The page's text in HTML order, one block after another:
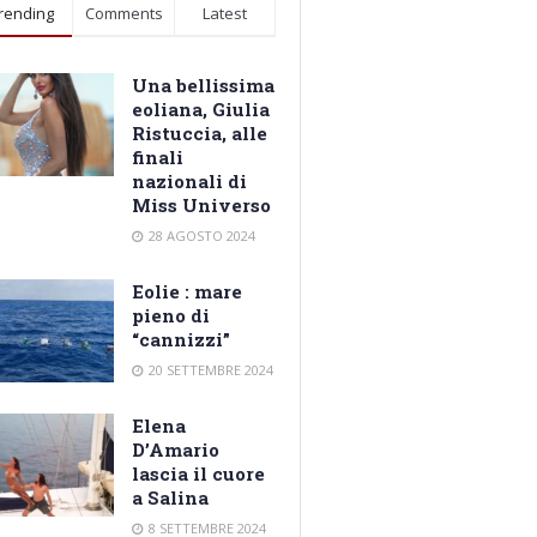
Comments Latest
Una bellissima
eoliana, Giulia
Ristuccia, alle
finali
nazionali di
Miss Universo
28 AGOSTO 2024
Eolie : mare
pieno di
“cannizzi”
20 SETTEMBRE 2024
Elena
D’Amario
lascia il cuore
a Salina
8 SETTEMBRE 2024